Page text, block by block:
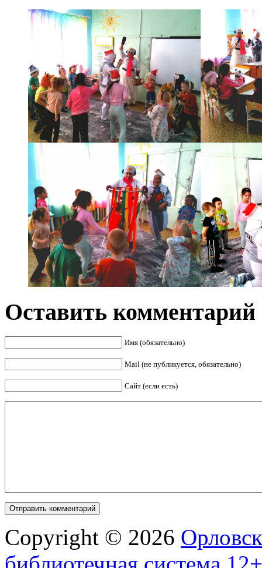
Оставить комментарий
Имя (обязательно)
Mail (не публикуется, обязательно)
Сайт (если есть)
Copyright © 2026